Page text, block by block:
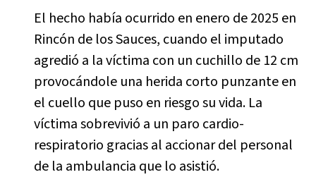
El hecho había ocurrido en enero de 2025 en
Rincón de los Sauces, cuando el imputado
agredió a la víctima con un cuchillo de 12 cm
provocándole una herida corto punzante en
el cuello que puso en riesgo su vida. La
víctima sobrevivió a un paro cardio-
respiratorio gracias al accionar del personal
de la ambulancia que lo asistió.